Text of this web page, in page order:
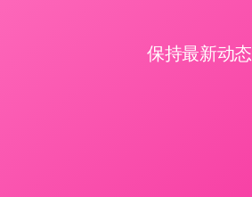
保持最新动态